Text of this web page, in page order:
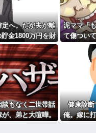
とき「正直ダ
るファッショ
感じのクルマ
よな？？？
の姫本田望
像を投稿した
イらの姫だっ
w w w w
会社の女さ
調し過ぎて完
狙ってるんだ
w w w w w w
何してるんで
「腕が抜けな
旦那の
再婚。そ
も病気で
那が近く
が…久し
態度に衝
【急
対」
ポイン
代ほど増
私が入
嫁が私の
死んだら
引き取れ
どいつ
とかネコ
へ。だが夫が離
金1800万円を財
と言い出した
泥ママ「
て傷つい
られた泥
ール。そ
もなく二世帯話
、弟と大喧嘩。
健康診
俺。嫁に